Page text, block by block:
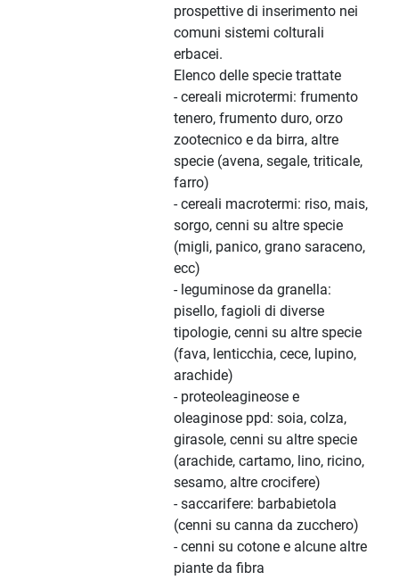
prospettive di inserimento nei
comuni sistemi colturali
erbacei.
Elenco delle specie trattate
- cereali microtermi: frumento
tenero, frumento duro, orzo
zootecnico e da birra, altre
specie (avena, segale, triticale,
farro)
- cereali macrotermi: riso, mais,
sorgo, cenni su altre specie
(migli, panico, grano saraceno,
ecc)
- leguminose da granella:
pisello, fagioli di diverse
tipologie, cenni su altre specie
(fava, lenticchia, cece, lupino,
arachide)
- proteoleagineose e
oleaginose ppd: soia, colza,
girasole, cenni su altre specie
(arachide, cartamo, lino, ricino,
sesamo, altre crocifere)
- saccarifere: barbabietola
(cenni su canna da zucchero)
- cenni su cotone e alcune altre
piante da fibra